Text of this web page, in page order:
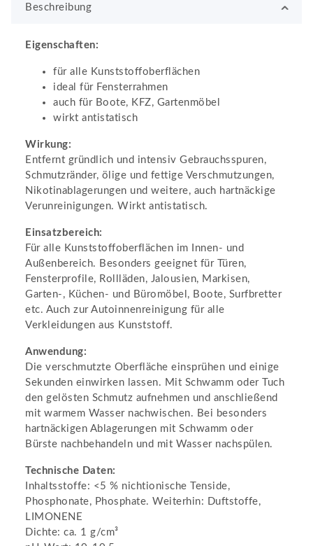
Beschreibung
Eigenschaften:
für alle Kunststoffoberflächen
ideal für Fensterrahmen
auch für Boote, KFZ, Gartenmöbel
wirkt antistatisch
Wirkung:
Entfernt gründlich und intensiv Gebrauchsspuren,
Schmutzränder, ölige und fettige Verschmutzungen,
Nikotinablagerungen und weitere, auch hartnäckige
Verunreinigungen. Wirkt antistatisch.
Einsatzbereich:
Für alle Kunststoffoberflächen im Innen- und
Außenbereich. Besonders geeignet für Türen,
Fensterprofile, Rollläden, Jalousien, Markisen,
Garten-, Küchen- und Büromöbel, Boote, Surfbretter
etc. Auch zur Autoinnenreinigung für alle
Verkleidungen aus Kunststoff.
Anwendung:
Die verschmutzte Oberfläche einsprühen und einige
Sekunden einwirken lassen. Mit Schwamm oder Tuch
den gelösten Schmutz aufnehmen und anschließend
mit warmem Wasser nachwischen. Bei besonders
hartnäckigen Ablagerungen mit Schwamm oder
Bürste nachbehandeln und mit Wasser nachspülen.
Technische Daten:
Inhaltsstoffe: <5 % nichtionische Tenside,
Phosphonate, Phosphate. Weiterhin: Duftstoffe,
LIMONENE
Dichte: ca. 1 g/cm³